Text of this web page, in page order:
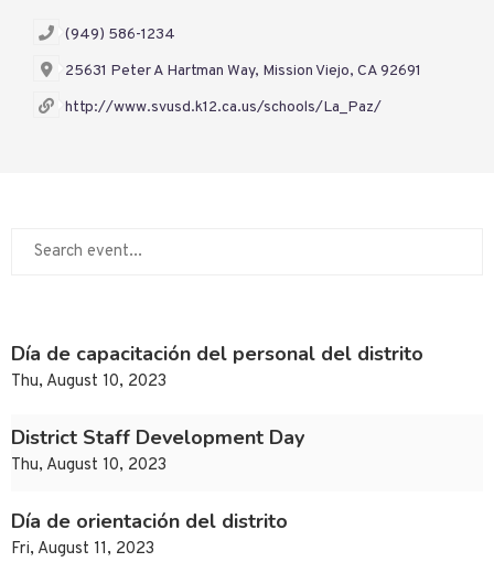
(949) 586-1234
25631 Peter A Hartman Way, Mission Viejo, CA 92691
http://www.svusd.k12.ca.us/schools/La_Paz/
Día de capacitación del personal del distrito
Thu, August 10, 2023
District Staff Development Day
Thu, August 10, 2023
Día de orientación del distrito
Fri, August 11, 2023